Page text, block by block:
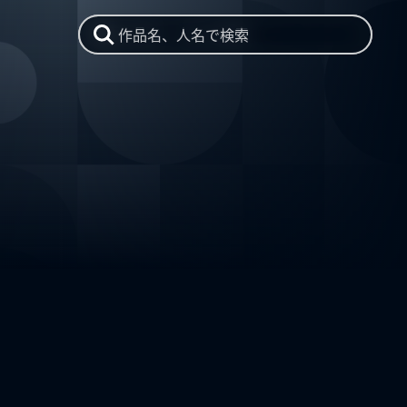
作品名、人名で検索